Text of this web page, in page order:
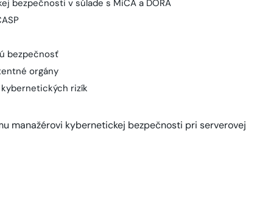
bezpečnosti v súlade s MiCA a DORA
bezpečnosť
orgány
rizík